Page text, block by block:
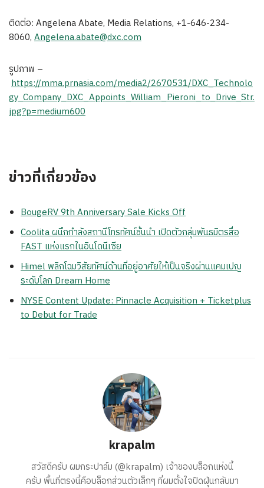
ติดต่อ: Angelena Abate, Media Relations, +1-646-234-
8060, Angelena.abate@dxc.com
รูปภาพ –
https://mma.prnasia.com/media2/2670531/DXC_Technolo
gy_Company_DXC_Appoints_William_Pieroni_to_Drive_Str.
jpg?p=medium600
ข่าวที่เกี่ยวข้อง
BougeRV 9th Anniversary Sale Kicks Off
Coolita ผนึกกำลังสถานีโทรทัศน์ชั้นนำ เปิดตัวกลุ่มพันธมิตรสื่อ
FAST แห่งแรกในอินโดนีเซีย
Himel พลิกโฉมวิสัยทัศน์ด้านที่อยู่อาศัยให้เป็นจริงผ่านแคมเปญ
ระดับโลก Dream Home
NYSE Content Update: Pinnacle Acquisition + Ticketplus
to Debut for Trade
krapalm
สวัสดีครับ ผมกระปาล์ม (@krapalm) เจ้าของบล็อกแห่งนี้
ครับ พื้นที่ตรงนี้คือบล็อกส่วนตัวเล็กๆ ที่ผมตั้งใจปัดฝุ่นกลับมา